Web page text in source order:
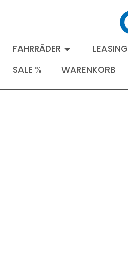
FAHRRÄDER LEASING
SALE %
WARENKORB